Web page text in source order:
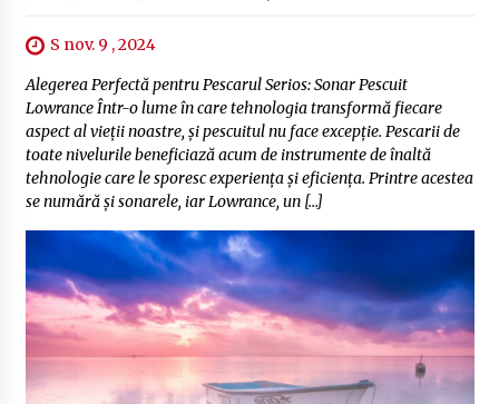
S nov. 9 , 2024
Alegerea Perfectă pentru Pescarul Serios: Sonar Pescuit
Lowrance Într-o lume în care tehnologia transformă fiecare
aspect al vieții noastre, și pescuitul nu face excepție. Pescarii de
toate nivelurile beneficiază acum de instrumente de înaltă
tehnologie care le sporesc experiența și eficiența. Printre acestea
se numără și sonarele, iar Lowrance, un […]